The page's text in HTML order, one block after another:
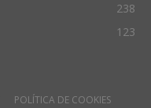
238
123
POLÍTICA DE COOKIES